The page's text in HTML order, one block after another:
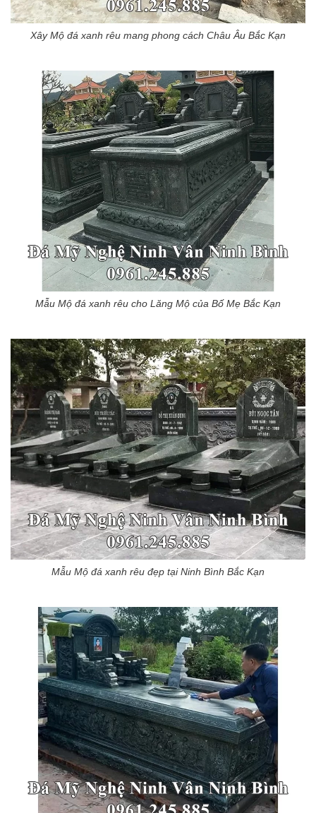
Xây Mộ đá xanh rêu mang phong cách Châu Âu Bắc Kạn
Mẫu Mộ đá xanh rêu cho Lăng Mộ của Bố Mẹ Bắc Kạn
Mẫu Mộ đá xanh rêu đẹp tại Ninh Bình Bắc Kạn